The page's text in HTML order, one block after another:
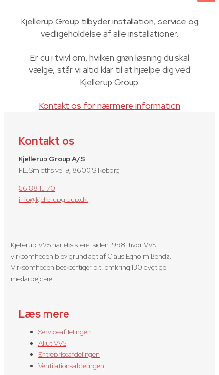
Kjellerup Group tilbyder installation, service og
vedligeholdelse af alle installationer.
Er du i tvivl om, hvilken grøn løsning du skal
vælge, står vi altid klar til at hjælpe dig ved
Kjellerup Group.
Kontakt os for nærmere information
Kontakt os
Kjellerup Group A/S
F.L.Smidths vej 9, 8600 Silkeborg
86 88 13 70
info@kjellerupgroup.dk
Kjellerup VVS har eksisteret siden 1998, hvor VVS
virksomheden blev grundlagt af Claus Egholm Bendz.
Virksomheden beskæftiger p.t. omkring 130 dygtige
medarbejdere.
Læs mere
Serviceafdelingen
Akut VVS
Entrepriseafdelingen
Ventilationsafdelingen